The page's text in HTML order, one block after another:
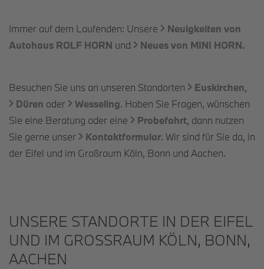
Immer auf dem Laufenden: Unsere
Neuigkeiten von
Autohaus ROLF HORN und Neues von MINI HORN.
Besuchen Sie uns an unseren Standorten Euskirchen,
Düren oder Wesseling. Haben Sie Fragen, wünschen
Sie eine Beratung oder eine
Probefahrt, dann nutzen
Sie gerne unser
Kontaktformular. Wir sind für Sie da, in
der Eifel und im Großraum Köln, Bonn und Aachen.
UNSERE STANDORTE IN DER EIFEL
UND IM GROSSRAUM KÖLN, BONN, A
ACHEN